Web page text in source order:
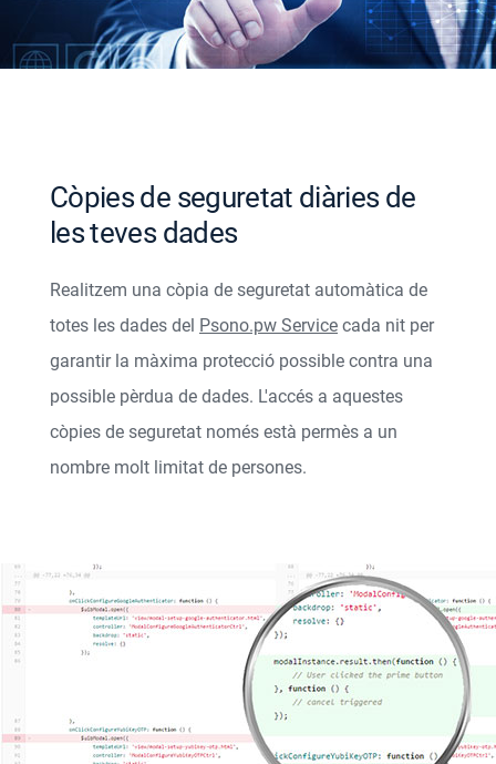
Còpies de seguretat diàries de
les teves dades
Realitzem una còpia de seguretat automàtica de
totes les dades del Psono.pw Service cada nit per
garantir la màxima protecció possible contra una
possible pèrdua de dades. L'accés a aquestes
còpies de seguretat només està permès a un
nombre molt limitat de persones.